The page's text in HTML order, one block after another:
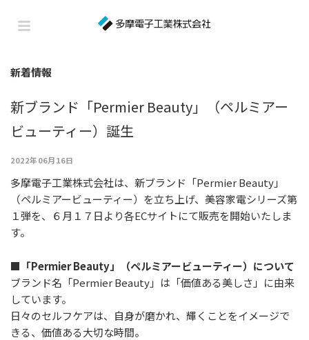
新着情報
新ブランド「Permier Beauty」（ペルミアー
ビューティー）誕生
2022年06月16日
多摩電子工業株式会社は、新ブランド「Permier Beauty」
（ペルミアービューティー）を⽴ち上げ、美容家電シリーズ第
１弾を、６⽉１７⽇より各ECサイトにて販売を開始いたしま
す。
■「Permier Beauty」（ペルミアービューティー）について
ブランド名「Permier Beauty」は「価値ある美しさ」に由来
しています。
⽇々のセルフケアは、⾃⾝が磨かれ、輝くことをイメージで
きる、価値ある⼤切な時間。